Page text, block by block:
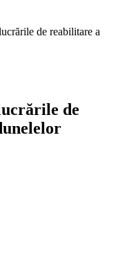
de reabilitare a
de